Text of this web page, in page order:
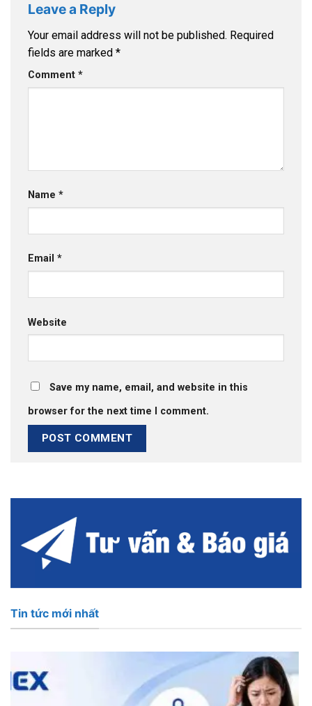
Leave a Reply
Your email address will not be published. Required
fields are marked *
Comment *
Name *
Email *
Website
Save my name, email, and website in this
browser for the next time I comment.
Tin tức mới nhất